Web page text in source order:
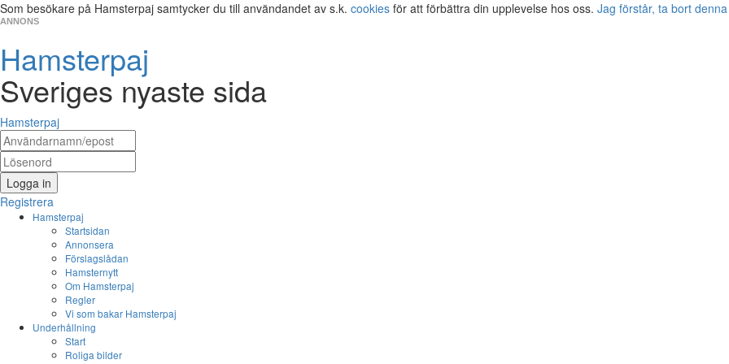
Som besökare på Hamsterpaj samtycker du till användandet av s.k. cookies för att förbättra din upplevelse hos oss. Jag förstår, ta bort
ANNONS
Hamsterpaj
Sveriges nyaste sida
Hamsterpaj
Logga in
Registrera
Hamsterpaj
Startsidan
Annonsera
Förslagslådan
Hamsternytt
Om Hamsterpaj
Regler
Vi som bakar Hamsterpaj
Underhållning
Start
Roliga bilder